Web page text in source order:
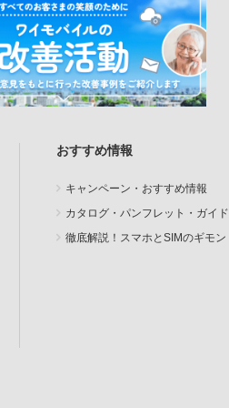
おすすめ情報
キャンペーン・おすすめ情報
カタログ・パンフレット・ガイド
徹底解説！スマホとSIMのギモン